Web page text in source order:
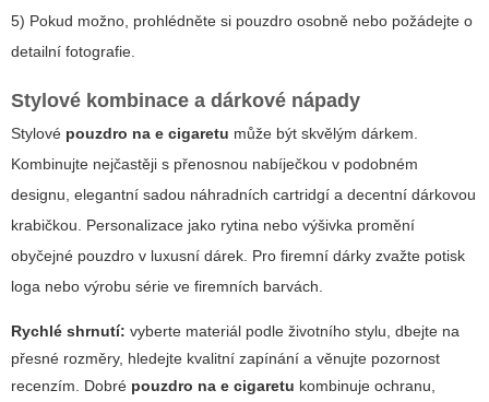
5) Pokud možno, prohlédněte si pouzdro osobně nebo požádejte o
detailní fotografie.
Stylové kombinace a dárkové nápady
Stylové pouzdro na e cigaretu může být skvělým dárkem.
Kombinujte nejčastěji s přenosnou nabíječkou v podobném
designu, elegantní sadou náhradních cartridgí a decentní dárkovou
krabičkou. Personalizace jako rytina nebo výšivka promění
obyčejné pouzdro v luxusní dárek. Pro firemní dárky zvažte potisk
loga nebo výrobu série ve firemních barvách.
Rychlé shrnutí: vyberte materiál podle životního stylu, dbejte na
přesné rozměry, hledejte kvalitní zapínání a věnujte pozornost
recenzím. Dobré pouzdro na e cigaretu kombinuje ochranu,